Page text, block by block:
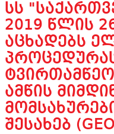
ᲡᲡ
2019 ᲬᲚᲘᲡ
ᲐᲪᲮᲐᲓᲔᲑᲡ
ᲐᲛᲬᲘᲡ
ᲨᲔᲡᲐᲮᲔᲑ